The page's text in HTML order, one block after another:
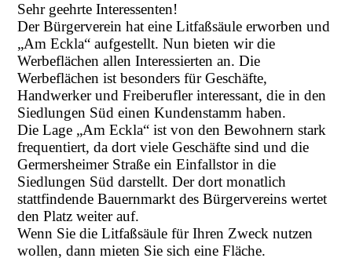
Sehr geehrte Interessenten!
Der Bürgerverein hat eine Litfaßsäule erworben und
„Am Eckla“ aufgestellt. Nun bieten wir die
Werbeflächen allen Interessierten an. Die
Werbeflächen ist besonders für Geschäfte,
Handwerker und Freiberufler interessant, die in den
Siedlungen Süd einen Kundenstamm haben.
Die Lage „Am Eckla“ ist von den Bewohnern stark
frequentiert, da dort viele Geschäfte sind und die
Germersheimer Straße ein Einfallstor in die
Siedlungen Süd darstellt. Der dort monatlich
stattfindende Bauernmarkt des Bürgervereins wertet
den Platz weiter auf.
Wenn Sie die Litfaßsäule für Ihren Zweck nutzen
wollen, dann mieten Sie sich eine Fläche.